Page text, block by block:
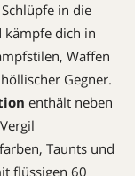
in die
kämpfe dich in
Waffen
Gegner.
enthält neben
Taunts und
flüssigen 60